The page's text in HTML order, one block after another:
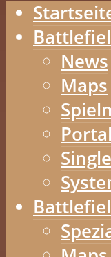
News
Maps
Portal